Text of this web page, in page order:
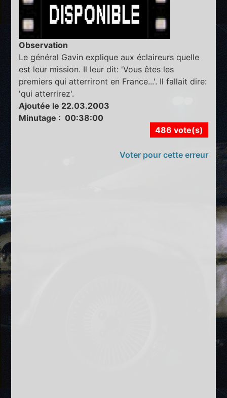
Observation
Le général Gavin explique aux éclaireurs quelle
est leur mission. Il leur dit: 'Vous êtes les
premiers qui atterriront en France...'. Il fallait dire:
'qui atterrirez'.
Ajoutée le 22.03.2003
Minutage : 00:38:00
486 vote(s)
Voter pour cette erreur